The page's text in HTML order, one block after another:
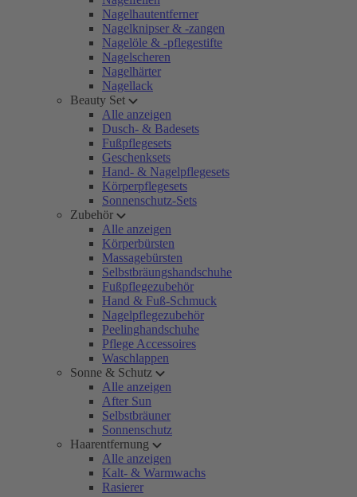
Nagelhautentferner
Nagelknipser & -zangen
Nagelöle & -pflegestifte
Nagelscheren
Nagelhärter
Nagellack
Beauty Set
Alle anzeigen
Dusch- & Badesets
Fußpflegesets
Geschenksets
Hand- & Nagelpflegesets
Körperpflegesets
Sonnenschutz-Sets
Zubehör
Alle anzeigen
Körperbürsten
Massagebürsten
Selbstbräungshandschuhe
Fußpflegezubehör
Hand & Fuß-Schmuck
Nagelpflegezubehör
Peelinghandschuhe
Pflege Accessoires
Waschlappen
Sonne & Schutz
Alle anzeigen
After Sun
Selbstbräuner
Sonnenschutz
Haarentfernung
Alle anzeigen
Kalt- & Warmwachs
Rasierer